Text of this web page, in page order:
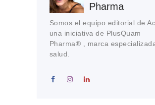
Pharma
Somos el equipo editorial de
una iniciativa de PlusQuam
Pharma® , marca
salud.